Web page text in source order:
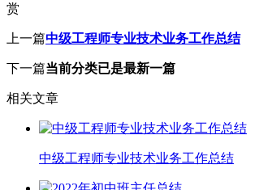
赏
上一篇中级工程师专业技术业务工作总结
下一篇当前分类已是最新一篇
相关文章
中级工程师专业技术业务工作总结